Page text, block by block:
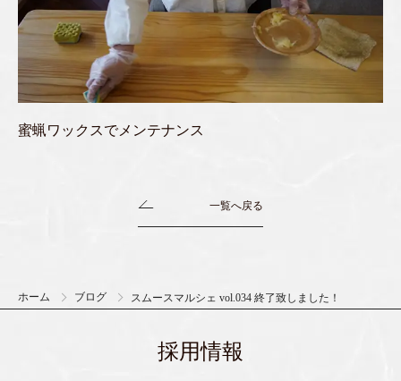
蜜蝋ワックスでメンテナンス
一覧へ戻る
ホーム ブログ スムースマルシェ vol.034 終了致しました！
採用情報